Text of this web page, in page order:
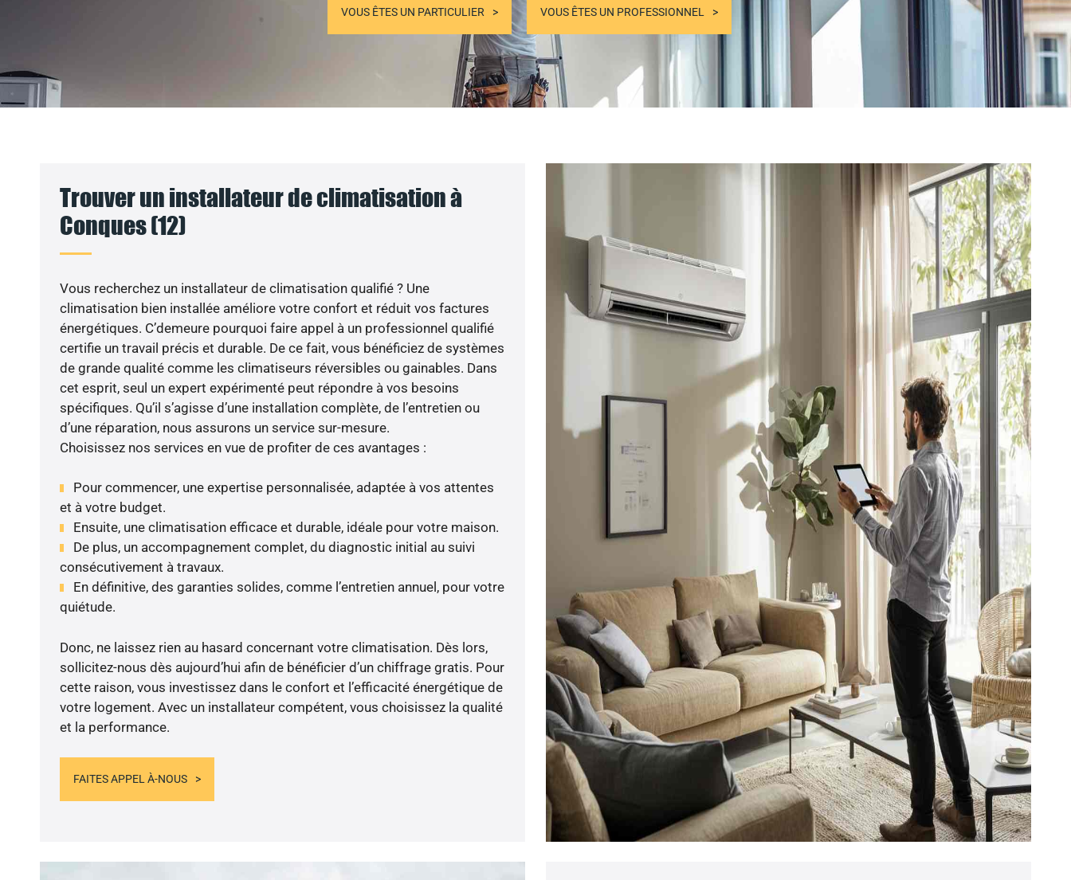
VOUS ÊTES UN PARTICULIER VOUS ÊTES UN PROFESSIONNEL
Trouver un installateur de climatisation à
Conques (12)
Vous recherchez un installateur de climatisation qualifié ? Une
climatisation bien installée améliore votre confort et réduit vos factures
énergétiques. C’demeure pourquoi faire appel à un professionnel qualifié
certifie un travail précis et durable. De ce fait, vous bénéficiez de systèmes
de grande qualité comme les climatiseurs réversibles ou gainables. Dans
cet esprit, seul un expert expérimenté peut répondre à vos besoins
spécifiques. Qu’il s’agisse d’une installation complète, de l’entretien ou
d’une réparation, nous assurons un service sur-mesure.
Choisissez nos services en vue de profiter de ces avantages :
Pour commencer, une expertise personnalisée, adaptée à vos attentes
et à votre budget.
Ensuite, une climatisation efficace et durable, idéale pour votre maison.
De plus, un accompagnement complet, du diagnostic initial au suivi
consécutivement à travaux.
En définitive, des garanties solides, comme l’entretien annuel, pour votre
quiétude.
Donc, ne laissez rien au hasard concernant votre climatisation. Dès lors,
sollicitez-nous dès aujourd’hui afin de bénéficier d’un chiffrage gratis. Pour
cette raison, vous investissez dans le confort et l’efficacité énergétique de
votre logement. Avec un installateur compétent, vous choisissez la qualité
et la performance.
FAITES APPEL À-NOUS